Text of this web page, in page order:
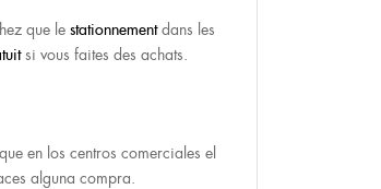
que le stationnementdans les
si vous faites des achats.
en los centros comerciales el
alguna compra.